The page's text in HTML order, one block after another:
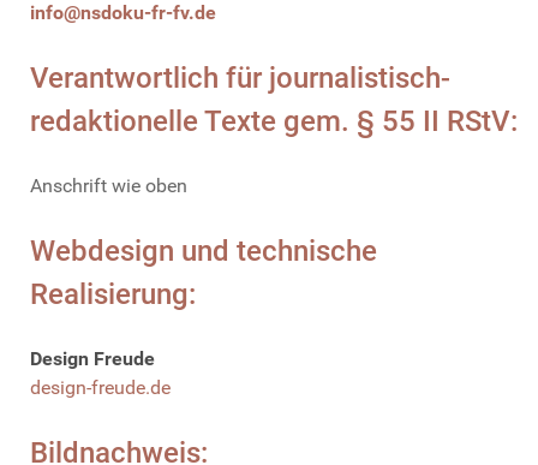
info@nsdoku-fr-fv.de
Verantwortlich für journalistisch-
redaktionelle Texte gem. § 55 II RStV:
Anschrift wie oben
Webdesign und technische
Realisierung:
Design Freude
design-freude.de
Bildnachweis: